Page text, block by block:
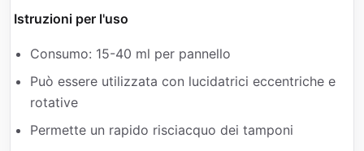
Istruzioni per l'uso
Consumo: 15-40 ml per pannello
Può essere utilizzata con lucidatrici eccentriche e
rotative
Permette un rapido risciacquo dei tamponi